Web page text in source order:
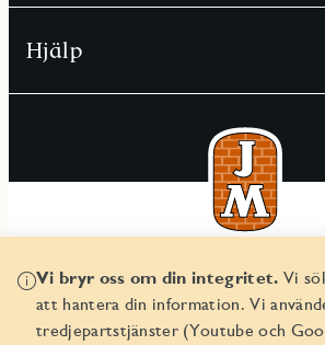
Vi bryr oss om din integritet. Vi
att hantera din information. Vi
tredjepartstjänster (Youtube och
Hjälp
© JM AB 2026
Organisationsnummer